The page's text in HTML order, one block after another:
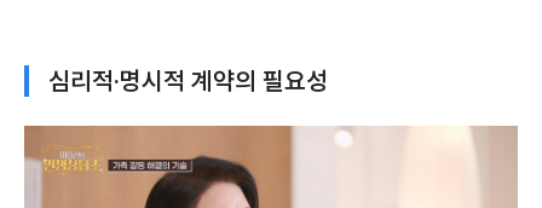
심리적·명시적 계약의 필요성